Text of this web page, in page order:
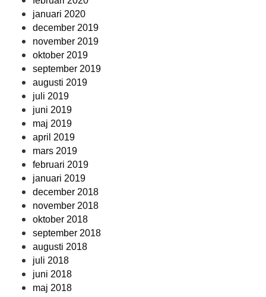
januari 2020
december 2019
november 2019
oktober 2019
september 2019
augusti 2019
juli 2019
juni 2019
maj 2019
april 2019
mars 2019
februari 2019
januari 2019
december 2018
november 2018
oktober 2018
september 2018
augusti 2018
juli 2018
juni 2018
maj 2018